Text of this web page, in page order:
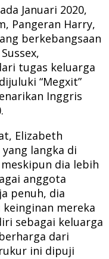
Januari 2020,
Pangeran Harry,
berkebangsaan
tugas keluarga
“Megxit”
Inggris
Elizabeth
langka di
dia lebih
anggota
penuh, dia
mereka
sebagai keluarga
dari
ini dipuji